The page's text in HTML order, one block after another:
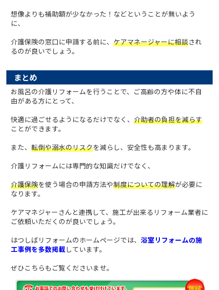
想像よりも補助額が少なかった！などということが無いよう
に、
介護保険の窓口に申請する前に、 ケアマネージャーに相談され
るのが良いでしょう。
まとめ
お風呂の介護リフォームを行うことで、ご高齢の方や体に不自
由がある方にとって、
快適に過ごせるようになるだけでなく、 介助者の負担を減らす
ことができます。
また、 転倒や溺水のリスクを減らし、安全性も高まります。
介護リフォームには専門的な知識だけでなく、
介護保険を使う場合の申請方法や制度についての理解が必要に
なります。
ケアマネジャーさんと連携して、施工が出来るリフォーム業者に
ご依頼いただくのが良いでしょう。
はつしばリフォームのホームページでは、 浴室リフォームの施
工事例を多数掲載しています。
ぜひこちらもご覧くださいませ。